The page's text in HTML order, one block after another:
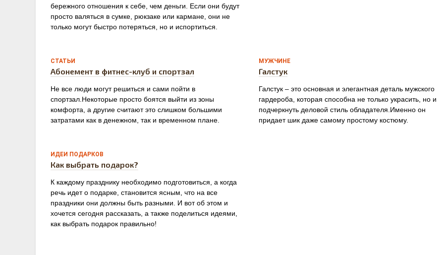
бережного отношения к себе, чем деньги. Если они будут
просто валяться в сумке, рюкзаке или кармане, они не
только могут быстро потеряться, но и испортиться.
СТАТЬИ
Абонемент в фитнес-клуб и спортзал
Не все люди могут решиться и сами пойти в
спортзал.Некоторые просто боятся выйти из зоны
комфорта, а другие считают это слишком большими
затратами как в денежном, так и временном плане.
МУЖЧИНЕ
Галстук
Галстук – это основная и элегантная деталь мужского
гардероба, которая способна не только украсить, но и
подчеркнуть деловой стиль обладателя.Именно он
придает шик даже самому простому костюму.
ИДЕИ ПОДАРКОВ
Как выбрать подарок?
К каждому празднику необходимо подготовиться, а когда
речь идет о подарке, становится ясным, что на все
праздники они должны быть разными. И вот об этом и
хочется сегодня рассказать, а также поделиться идеями,
как выбрать подарок правильно!